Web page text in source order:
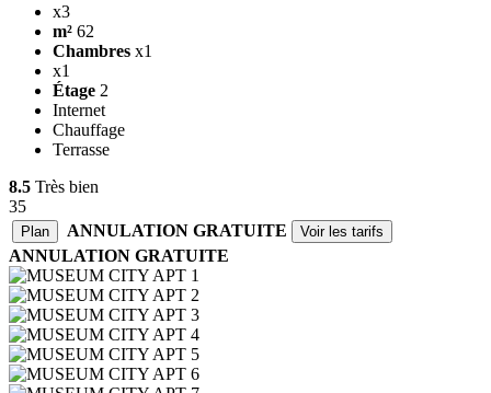
x3
m² 62
Chambres x1
x1
Étage 2
Internet
Chauffage
Terrasse
8.5 Très bien
35
Plan ANNULATION GRATUITE Voir les tarifs
ANNULATION GRATUITE